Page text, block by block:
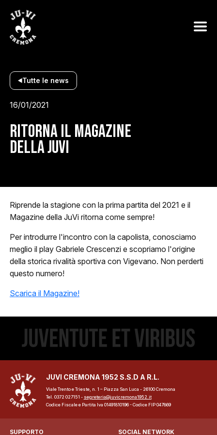
Tutte le news
16/01/2021
RITORNA IL MAGAZINE
DELLA JUVI
Squadra 25/26
Organigramma
Safe Guarding
Classifica
Riprende la stagione con la prima partita del 2021 e il
Magazine della JuVi ritorna come sempre!
Per introdurre l'incontro con la capolista, conosciamo
meglio il play Gabriele Crescenzi e scopriamo l'origine
della storica rivalità sportiva con Vigevano. Non perderti
questo numero!
Scarica il Magazine!
JUVI CREMONA 1952 S.S.D A R.L.
Viale Trento e Trieste, n. 1 – Piazza San Luca - 26100 Cremona
Tel. 0372 027151 - segreteria@juvicremona1952.it
Codice Fiscale e Partita Iva 01491810196 - Codice FIP 047869
SUPPORTO SOCIAL NETWORK